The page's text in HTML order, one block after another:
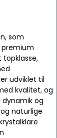
som
topklasse,
udviklet til
kvalitet, og
og
naturlige